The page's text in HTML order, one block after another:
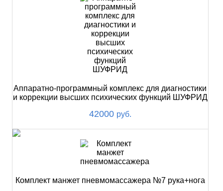
Аппаратно-программный комплекс для диагностики
и коррекции высших психических функций ШУФРИД
42000 руб.
Комплект манжет пневмомассажера №7 рука+нога